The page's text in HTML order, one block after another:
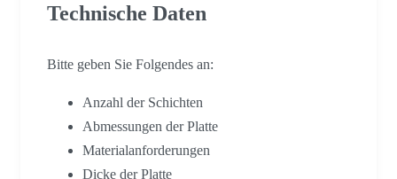
Technische Daten
Bitte geben Sie Folgendes an:
Anzahl der Schichten
Abmessungen der Platte
Materialanforderungen
Dicke der Platte